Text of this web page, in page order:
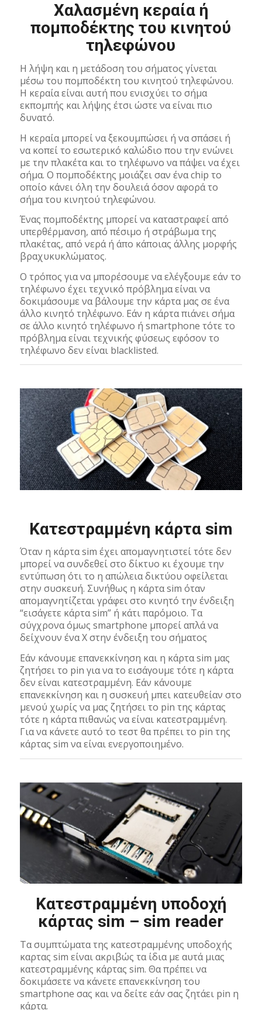
Χαλασμένη κεραία ή
πομποδέκτης του κινητού
τηλεφώνου
Η λήψη και η μετάδοση του σήματος γίνεται
μέσω του πομποδέκτη του κινητού τηλεφώνου.
Η κεραία είναι αυτή που ενισχύει το σήμα
εκπομπής και λήψης έτσι ώστε να είναι πιο
δυνατό.
Η κεραία μπορεί να ξεκουμπώσει ή να σπάσει ή
να κοπεί το εσωτερικό καλώδιο που την ενώνει
με την πλακέτα και το τηλέφωνο να πάψει να έχει
σήμα. Ο πομποδέκτης μοιάζει σαν ένα chip το
οποίο κάνει όλη την δουλειά όσον αφορά το
σήμα του κινητού τηλεφώνου.
Ένας πομποδέκτης μπορεί να καταστραφεί από
υπερθέρμανση, από πέσιμο ή στράβωμα της
πλακέτας, από νερά ή άπο κάποιας άλλης μορφής
βραχυκυκλώματος.
Ο τρόπος για να μπορέσουμε να ελέγξουμε εάν το
τηλέφωνο έχει τεχνικό πρόβλημα είναι να
δοκιμάσουμε να βάλουμε την κάρτα μας σε ένα
άλλο κινητό τηλέφωνο. Εάν η κάρτα πιάνει σήμα
σε άλλο κινητό τηλέφωνο ή smartphone τότε το
πρόβλημα είναι τεχνικής φύσεως εφόσον το
τηλέφωνο δεν είναι blacklisted.
Κατεστραμμένη κάρτα sim
Όταν η κάρτα sim έχει απομαγνητιστεί τότε δεν
μπορεί να συνδεθεί στο δίκτυο κι έχουμε την
εντύπωση ότι το η απώλεια δικτύου οφείλεται
στην συσκευή. Συνήθως η κάρτα sim όταν
απομαγνητίζεται γράφει στο κινητό την ένδειξη
“εισάγετε κάρτα sim” ή κάτι παρόμοιο. Τα
σύγχρονα όμως smartphone μπορεί απλά να
δείχνουν ένα Χ στην ένδειξη του σήματος
Εάν κάνουμε επανεκκίνηση και η κάρτα sim μας
ζητήσει το pin για να το εισάγουμε τότε η κάρτα
δεν είναι κατεστραμμένη. Εάν κάνουμε
επανεκκίνηση και η συσκευή μπει κατευθείαν στο
μενού χωρίς να μας ζητήσει το pin της κάρτας
τότε η κάρτα πιθανώς να είναι κατεστραμμένη.
Για να κάνετε αυτό το τεστ θα πρέπει το pin της
κάρτας sim να είναι ενεργοποιημένο.
Κατεστραμμένη υποδοχή
κάρτας sim – sim reader
Τα συμπτώματα της κατεστραμμένης υποδοχής
καρτας sim είναι ακριβώς τα ίδια με αυτά μιας
κατεστραμμένης κάρτας sim. Θα πρέπει να
δοκιμάσετε να κάνετε επανεκκίνηση του
smartphone σας και να δείτε εάν σας ζητάει pin η
κάρτα.